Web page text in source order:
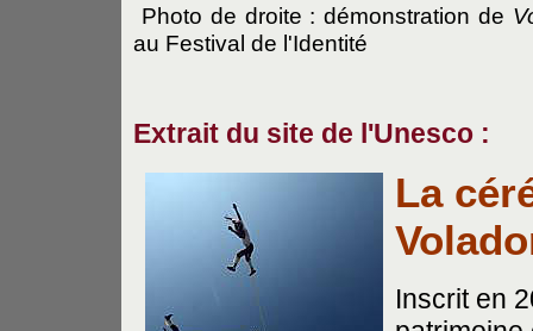
Photo de droite : démonstration de
au Festival de l'Identité
Extrait du site de l'Unesco :
La
Inscrit en